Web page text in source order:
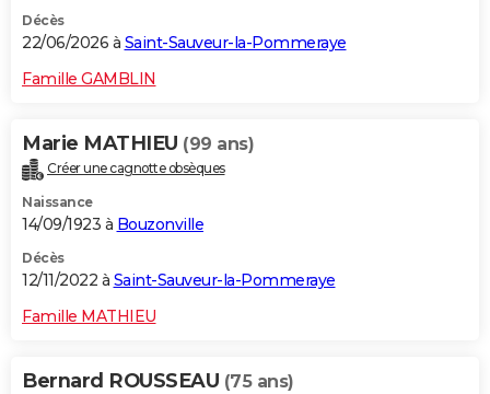
CARTE DE VOEUX
Carte de Noël
Carte Bonne année
Carte Saint-Valentin
Carte Pâques
Carte d'anniversaire
Dictionnaire
Biographies
Citations
Expressions
Proverbes
PROGRAMME TV
COPAINS D'AVANT
S'inscrire
Se connecter
Lycées
Collèges
Primaires
Universités
Entreprises
Service militaire
Avis de recherche
AVIS DE DÉCÈS
FORUM
Bricolage
Lifestyle
Culture
Sport
Auto
Television
Voyage
Cinema
Décès
22/06/2026 à Saint-Sauveur-la-Pommeraye
Famille GAMBLIN
Marie MATHIEU (99 ans)
Créer une cagnotte obsèques
Naissance
14/09/1923 à Bouzonville
Décès
12/11/2022 à Saint-Sauveur-la-Pommeraye
Famille MATHIEU
Bernard ROUSSEAU (75 ans)